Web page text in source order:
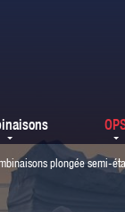
plongée semi-